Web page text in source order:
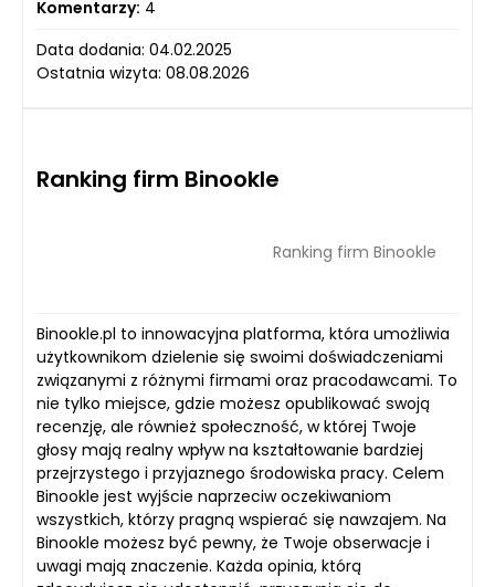
Komentarzy: 4
Data dodania: 04.02.2025
Ostatnia wizyta: 08.08.2026
Ranking firm Binookle
Ranking firm Binookle
Binookle.pl to innowacyjna platforma, która umożliwia
użytkownikom dzielenie się swoimi doświadczeniami
związanymi z różnymi firmami oraz pracodawcami. To
nie tylko miejsce, gdzie możesz opublikować swoją
recenzję, ale również społeczność, w której Twoje
głosy mają realny wpływ na kształtowanie bardziej
przejrzystego i przyjaznego środowiska pracy. Celem
Binookle jest wyjście naprzeciw oczekiwaniom
wszystkich, którzy pragną wspierać się nawzajem. Na
Binookle możesz być pewny, że Twoje obserwacje i
uwagi mają znaczenie. Każda opinia, którą